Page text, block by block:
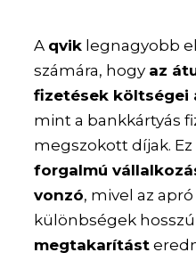
A qvik legnagyobb
számára, hogy az
fizetések költségei
mint a bankkártyás
megszokott díjak.
forgalmú
vonzó, mivel az
különbségek
megtakarítást